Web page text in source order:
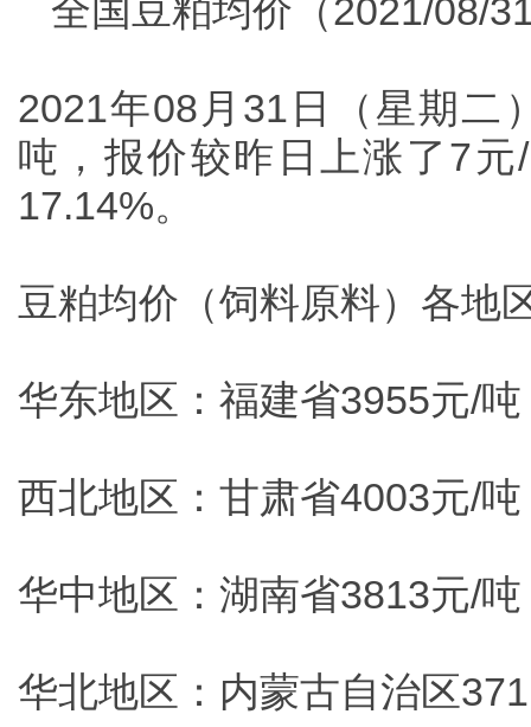
全国豆粕均价（2021/08/
2021年08月31日（星期二
吨，报价较昨日上涨了7
17.14%。
豆粕均价（饲料原料）各地
华东地区：福建省3955元/吨
西北地区：甘肃省4003元/吨
华中地区：湖南省3813元/吨
华北地区：内蒙古自治区